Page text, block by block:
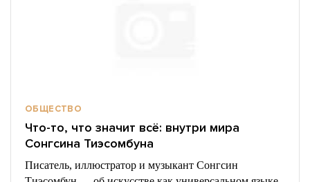
ОБЩЕСТВО
Что-то, что значит всё: внутри мира
Сонгсина Тиэсомбуна
Писатель, иллюстратор и музыкант Сонгсин